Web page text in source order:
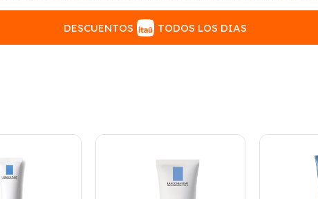
DESCUENTOS TODOS LOS DIAS